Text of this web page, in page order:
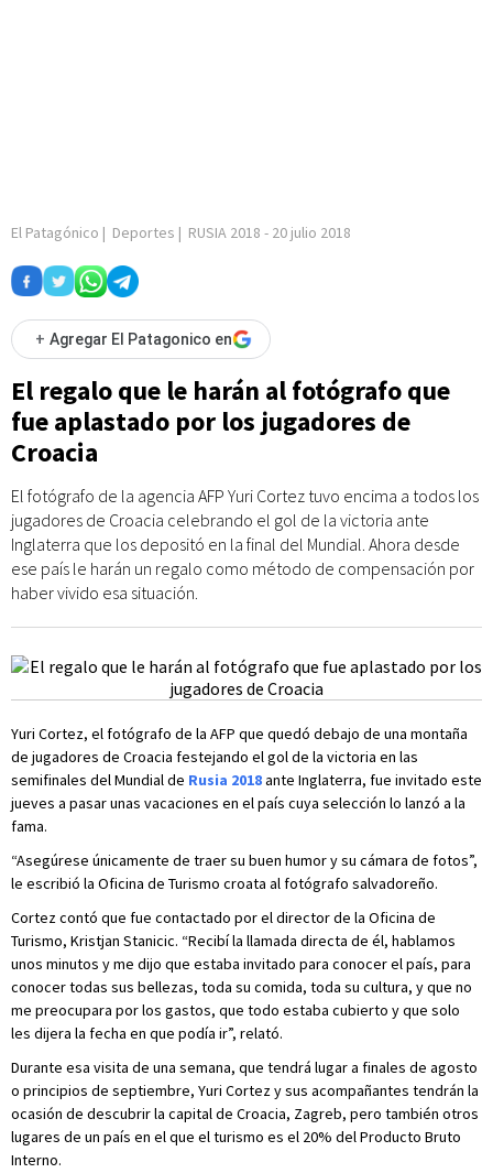
El Patagónico | Deportes | RUSIA 2018 - 20 julio 2018
+ Agregar El Patagonico en
El regalo que le harán al fotógrafo que
fue aplastado por los jugadores de
Croacia
El fotógrafo de la agencia AFP Yuri Cortez tuvo encima a todos los
jugadores de Croacia celebrando el gol de la victoria ante
Inglaterra que los depositó en la final del Mundial. Ahora desde
ese país le harán un regalo como método de compensación por
haber vivido esa situación.
Yuri Cortez, el fotógrafo de la AFP que quedó debajo de una montaña
de jugadores de Croacia festejando el gol de la victoria en las
semifinales del Mundial de Rusia 2018ante Inglaterra, fue invitado este
jueves a pasar unas vacaciones en el país cuya selección lo lanzó a la
fama.
“Asegúrese únicamente de traer su buen humor y su cámara de fotos”,
le escribió la Oficina de Turismo croata al fotógrafo salvadoreño.
Cortez contó que fue contactado por el director de la Oficina de
Turismo, Kristjan Stanicic. “Recibí la llamada directa de él, hablamos
unos minutos y me dijo que estaba invitado para conocer el país, para
conocer todas sus bellezas, toda su comida, toda su cultura, y que no
me preocupara por los gastos, que todo estaba cubierto y que solo
les dijera la fecha en que podía ir”, relató.
Durante esa visita de una semana, que tendrá lugar a finales de agosto
o principios de septiembre, Yuri Cortez y sus acompañantes tendrán la
ocasión de descubrir la capital de Croacia, Zagreb, pero también otros
lugares de un país en el que el turismo es el 20% del Producto Bruto
Interno.